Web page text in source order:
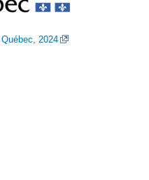
2024